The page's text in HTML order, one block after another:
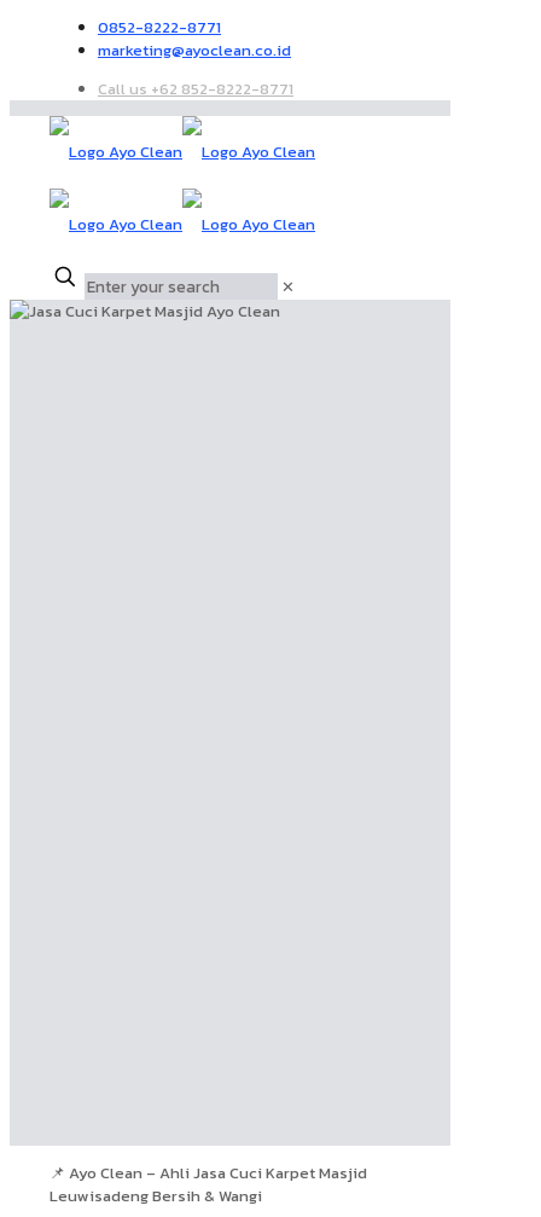
0852-8222-8771
marketing@ayoclean.co.id
Call us +62 852-8222-8771
✕
📌 Ayo Clean – Ahli Jasa Cuci Karpet Masjid
Leuwisadeng Bersih & Wangi